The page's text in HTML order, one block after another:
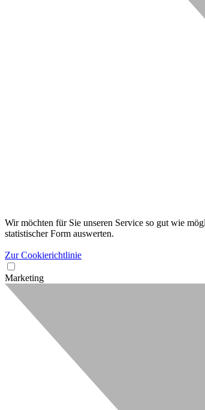
Wir möchten für Sie unseren Service so gut wie
statistischer Form auswerten.
Zur Cookierichtlinie
Marketing